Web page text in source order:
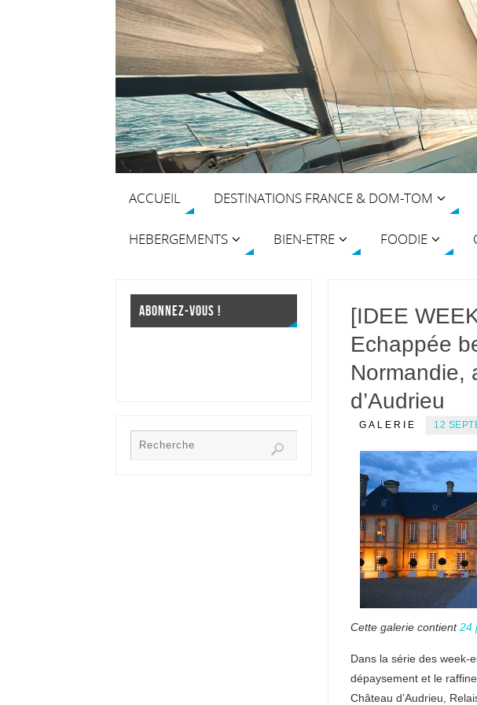
ACCUEIL DESTINATIONS FRANCE & DOM-TOM
HEBERGEMENTS BIEN-ETRE FOODIE
[IDEE
Echappée
Normandie,
d’Audrieu
GALERIE 12
Cette galerie contient24
Dans la série des week-
dépaysement et le
Château d’Audrieu,
ABONNEZ-VOUS !